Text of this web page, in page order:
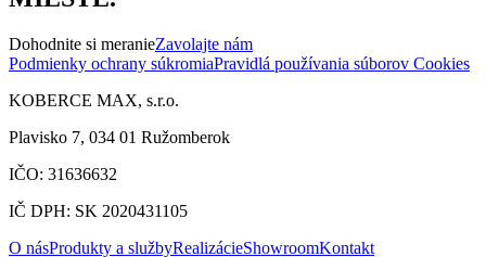
Dohodnite si meranieZavolajte nám
Podmienky ochrany súkromiaPravidlá používania súborov Cookies
KOBERCE MAX, s.r.o.
Plavisko 7, 034 01 Ružomberok
IČO: 31636632
IČ DPH: SK 2020431105
O násProdukty a službyRealizácieShowroomKontakt